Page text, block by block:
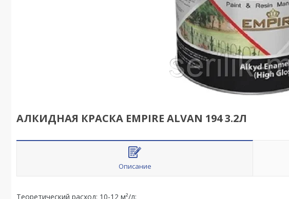
АЛКИДНАЯ КРАСКА EMPIRE ALVAN 194 3.2Л
Описание
Теоретический расход: 10-12 м²/л;